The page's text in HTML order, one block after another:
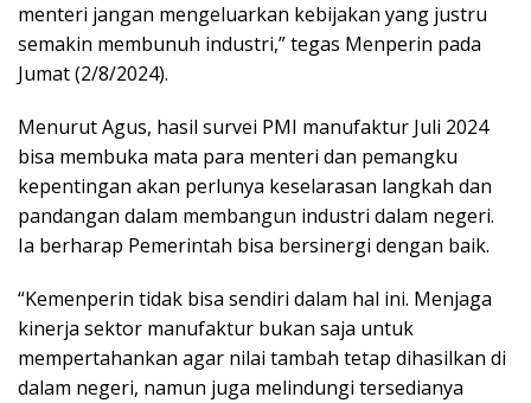
menteri jangan mengeluarkan kebijakan yang justru
semakin membunuh industri,” tegas Menperin pada
Jumat (2/8/2024).
Menurut Agus, hasil survei PMI manufaktur Juli 2024
bisa membuka mata para menteri dan pemangku
kepentingan akan perlunya keselarasan langkah dan
pandangan dalam membangun industri dalam negeri.
Ia berharap Pemerintah bisa bersinergi dengan baik.
“Kemenperin tidak bisa sendiri dalam hal ini. Menjaga
kinerja sektor manufaktur bukan saja untuk
mempertahankan agar nilai tambah tetap dihasilkan di
dalam negeri, namun juga melindungi tersedianya